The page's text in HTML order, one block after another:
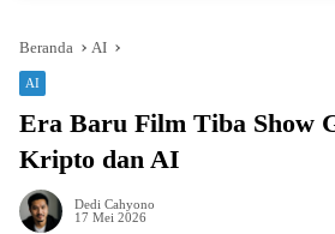
Beranda AI
AI
Era Baru Film Tiba Show
Kripto dan AI
Dedi Cahyono
17 Mei 2026